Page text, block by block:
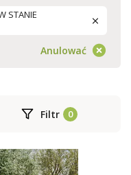
STANIE
Anulować
Filtr